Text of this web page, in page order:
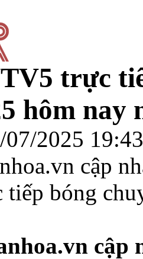
trực
hôm nay
07/2025
cập
bóng
cập